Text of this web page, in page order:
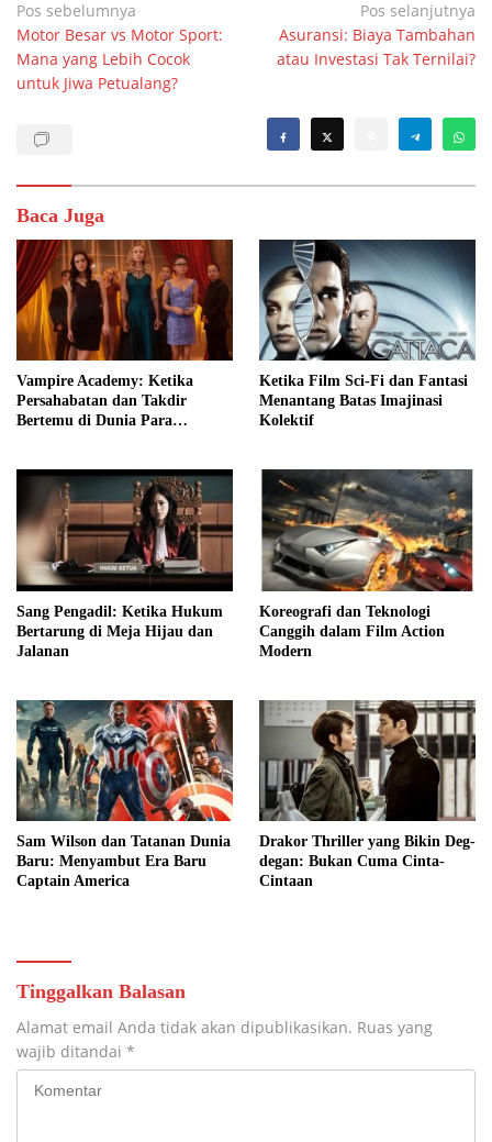
Navigasi
pos
Pos sebelumnya
Motor Besar vs Motor Sport:
Mana yang Lebih Cocok
untuk Jiwa Petualang?
Pos selanjutnya
Asuransi: Biaya Tambahan
atau Investasi Tak Ternilai?
Baca Juga
Vampire Academy: Ketika
Persahabatan dan Takdir
Bertemu di Dunia Para
Ketika Film Sci-Fi dan Fantasi
Menantang Batas Imajinasi
Kolektif
Sang Pengadil: Ketika Hukum
Bertarung di Meja Hijau dan
Jalanan
Koreografi dan Teknologi
Canggih dalam Film Action
Modern
Sam Wilson dan Tatanan Dunia
Baru: Menyambut Era Baru
Captain America
Drakor Thriller yang Bikin Deg-
degan: Bukan Cuma Cinta-
Cintaan
Tinggalkan Balasan
Alamat email Anda tidak akan dipublikasikan. Ruas yang
wajib ditandai *